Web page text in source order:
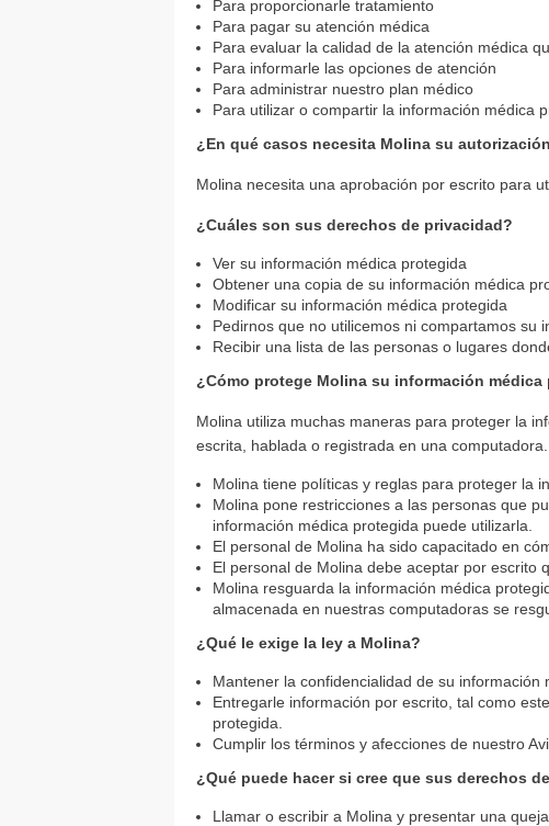
Para proporcionarle tratamiento
Para pagar su atención médica
Para evaluar la calidad de la atención médica
Para informarle las opciones de atención
Para administrar nuestro plan médico
Para utilizar o compartir la información médica
¿En qué casos necesita Molina su
Molina necesita una aprobación por escrito para
¿Cuáles son sus derechos de privacidad?
Ver su información médica protegida
Obtener una copia de su información médica
Modificar su información médica protegida
Pedirnos que no utilicemos ni compartamos su
Recibir una lista de las personas o lugares
¿Cómo protege Molina su información médica
Molina utiliza muchas maneras para proteger la
escrita, hablada o registrada en una
Molina tiene políticas y reglas para proteger la
Molina pone restricciones a las personas que
información médica protegida puede utilizarla.
El personal de Molina ha sido capacitado en
El personal de Molina debe aceptar por escrito
Molina resguarda la información médica
almacenada en nuestras computadoras se
¿Qué le exige la ley a Molina?
Mantener la confidencialidad de su información
Entregarle información por escrito, tal como
protegida.
Cumplir los términos y afecciones de nuestro
¿Qué puede hacer si cree que sus derechos
Llamar o escribir a Molina y presentar una queja.